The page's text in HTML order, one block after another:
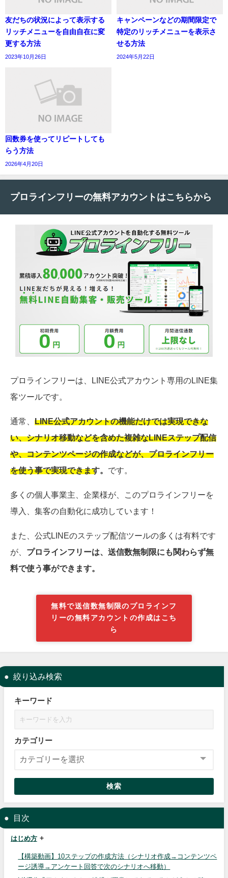
友だちの状況によって表示する
リッチメニューを自由自在に変
更する方法
2023年10月26日
キャンペーンなどの期間限定で
特定のリッチメニューを表示さ
せる方法
2024年5月22日
回数券を使ってリピートしても
らう方法
2026年4月20日
プロラインフリーの無料アカウントはこちらから
プロラインフリーは、LINE公式アカウント専用のLINE集
客ツールです。
通常、 LINE公式アカウントの機能だけでは実現できな
い、シナリオ移動などを含めた複雑なLINEステップ配信
や、コンテンツページの作成などが、プロラインフリー
を使う事で実現できます。 です。
多くの個人事業主、企業様が、このプロラインフリーを
導入、集客の自動化に成功しています！
また、公式LINEのステップ配信ツールの多くは有料です
が、 プロラインフリーは、送信数無制限にも関わらず無
料で使う事ができます。
無料で送信数無制限のプロラインフ
リーの無料アカウントの作成はこち
ら
絞り込み検索
キーワード
カテゴリー
検索
目次
はじめ方
【構築動画】10ステップの作成方法（シナリオ作成→コンテンツペ
ージ誘導→アンケート回答で次のシナリオへ移動）